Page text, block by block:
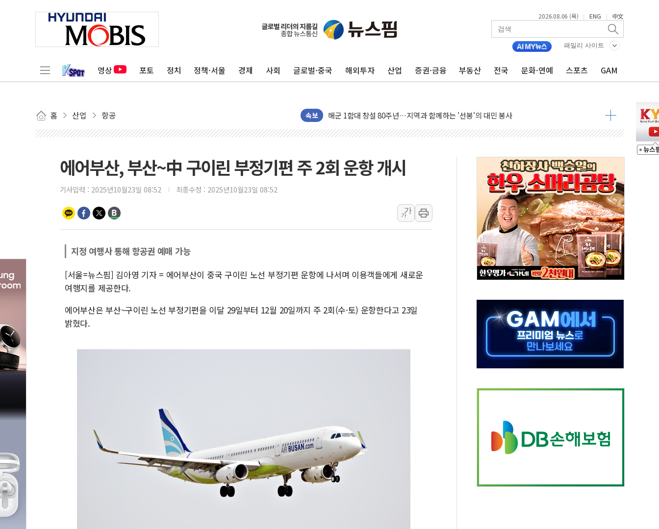
2026.08.06 (목) | ENG | 中文
패밀리 사이트
영상 포토 정치 정책·서울 경제 사회 글로벌·중국 해외투자 산업 증권·금융 부동산 전국 문화·연예 스포츠 GAM
홈 산업 항공 속보
[인도증시] 중동 긴장 완화에 실적 호조까지, 상승...호실적 보고 기업 상승세 뚜렷
러, 1인칭시점 드론으로 우크라 민간인 '사파리' 공격… 시민들 공포감 극대화 전략
[베트남 증시] 지수 하락 속 'DGC' 임시 주총 기대감에 홀로 상한가…마진 잔액은 사상 최고
양주 섬유염색공장서 화재 1명 중상…대응 1단계 진압 중
김정관 산업부 장관 "주 52시간 손봐야, 경쟁상대 中과 비교해야"
[3보] 북, 원산서 동해로 단거리 탄도미사일 1발 발사… 올해 10번째·42일 만 도발
우크라 드론 전술, 중남미 콜롬비아에 새 안보 위기… 반군·마약카르텔이 습득해 전투 활용
주한미군 "오산기지 누출, 백린 아닌 무해한 표면 부식 물질"
구미 폐염산처리업체서 불 2시간30여분만에 진화...외국인 노동자 숨져
강원도 폭염특보 11일째…온열질환·가축 피해 최소화 '총력 대응'
[코인 시황] 비트코인, ETF 자금 유입에도 박스권…美 암호화폐 법안 처리 여부도 변수
[르포] 39도 폭염 속 잠실 개표소 시위 '62일째'..."대부분 여기서 상주"
강원·전라권 폭염중대경보 확대…온열질환자 2665명·사망 23명
빚투·레버리지 줄었지만, 반도체 두 종목에 코스피 '휘청'
[2보] 북한, 원산서 동해상 단거리 탄도미사일 발사
에어부산, 부산~中 구이린 부정기편 주 2회 운항 개시
기사입력 : 2025년10월23일 08:52 최종수정 : 2025년10월23일 08:52
가
가
지정 여행사 통해 항공권 예매 가능
[서울=뉴스핌] 김아영 기자 = 에어부산이 중국 구이린 노선 부정기편 운항에 나서며 이용객들에게 새로운
여행지를 제공한다.
에어부산은 부산~구이린 노선 부정기편을 이달 29일부터 12월 20일까지 주 2회(수·토) 운항한다고 23일
밝혔다.